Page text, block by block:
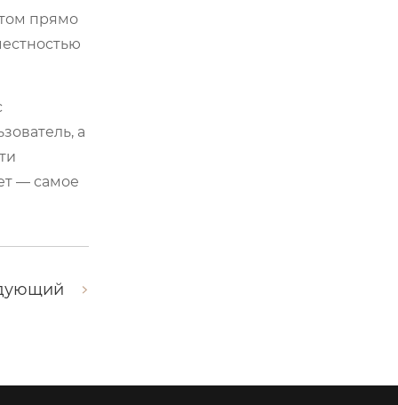
прямо
а
— самое